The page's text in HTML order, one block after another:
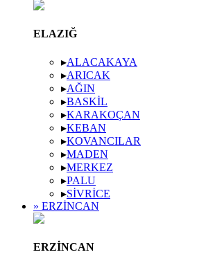
ELAZIĞ
▸ALACAKAYA
▸ARICAK
▸AĞIN
▸BASKIL
▸KARAKOÇAN
▸KEBAN
▸KOVANCILAR
▸MADEN
▸MERKEZ
▸PALU
▸SIVRICE
» ERZINCAN
ERZINCAN